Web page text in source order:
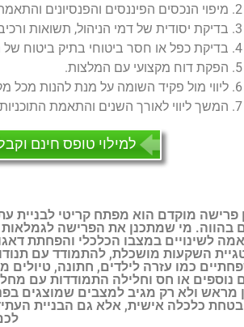
2. מיפוי הנכסים הפיננסים והפנסיונים והתאמת רמות הסיכון.
3. בדיקת יסודית של דמי הניהול, תשואות ורכיבי ביטוח.
4. בדיקת כפל או חסר ביטוחי בתיק ביטוח של הפורש (בריאות,סיעוד וכו).
5. הפקת דוח מקצועי עם המלצות.
6. ליווי מול פקיד השומה על מנת להנות מכל מקלטי המס הקיימים.
7. המשך ליווי לאורך השנים והתאמת התוכניות בהתאם לשינויים שיגיעו.
למילוי טופס חינם
פרישה מוקדם הוא מפתח קריטי לבניית
בהווה. מי שמתכנן את הפרישה
לשינויים במצבו הכלכלי והפחתת
השקעות מושכלת, להתמודד עם
כמו עזרה לילדים, חתונה,
נוספים או חס וחלילה התמודדות עם
מראש ולא רק מגיב למצבים שמוצגים
כלכלה אישית, אלא גם הבניית